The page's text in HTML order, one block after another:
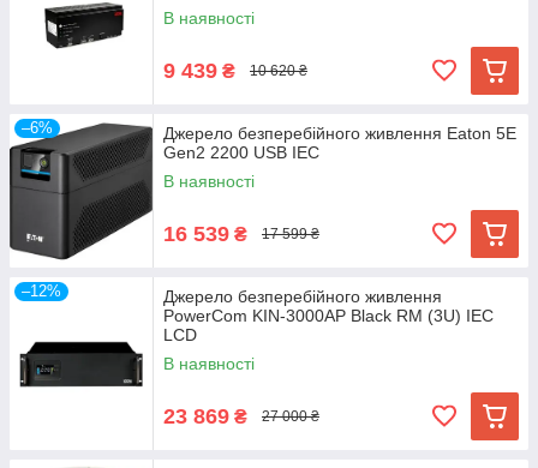
В наявності
9 439 ₴ 10 620 ₴
–6%
Джерело безперебійного живлення Eaton 5E
Gen2 2200 USB IEC
В наявності
16 539 ₴ 17 599 ₴
–12%
Джерело безперебійного живлення
PowerCom KIN-3000AP Black RM (3U) IEC
LCD
В наявності
23 869 ₴ 27 000 ₴